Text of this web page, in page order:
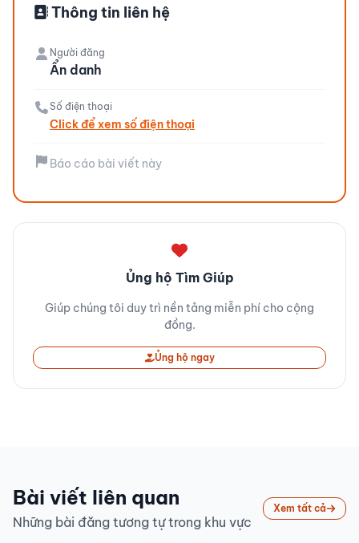
Thông tin liên hệ
Người đăng
Ẩn danh
Số điện thoại
Click để xem số điện thoại
Báo cáo bài viết này
Ủng hộ Tìm Giúp
Giúp chúng tôi duy trì nền tảng miễn phí cho cộng
đồng.
Ủng hộ ngay
Bài viết liên quan
Những bài đăng tương tự trong khu vực
Xem tất cả